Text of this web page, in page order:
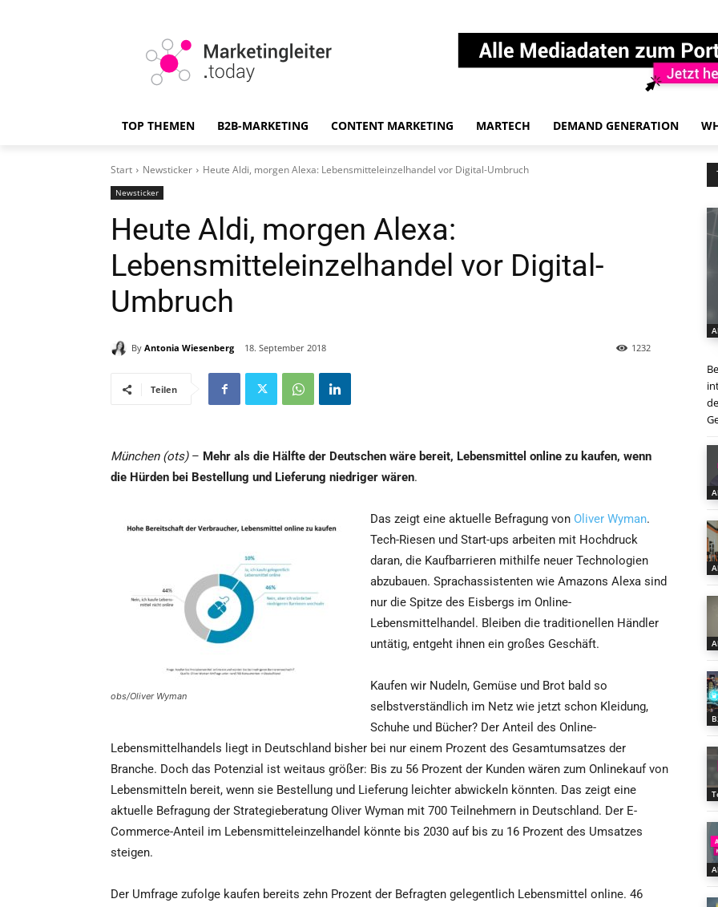
TOP THEMEN B2B-MARKETING CONTENT MARKETING MARTECH DEMAND GENERATION
Start Newsticker Heute Aldi, morgen Alexa: Lebensmitteleinzelhandel vor Digital-Umbruch
Newsticker
Heute Aldi, morgen Alexa:
Lebensmitteleinzelhandel vor Digital-
Umbruch
By Antonia Wiesenberg 18. September 2018 1232
Teilen
München (ots)– Mehr als die Hälfte der Deutschen wäre bereit, Lebensmittel online zu kaufen, wenn
die Hürden bei Bestellung und Lieferung niedriger wären.
obs/Oliver Wyman
Das zeigt eine aktuelle Befragung von Oliver Wyman.
Tech-Riesen und Start-ups arbeiten mit Hochdruck
daran, die Kaufbarrieren mithilfe neuer Technologien
abzubauen. Sprachassistenten wie Amazons Alexa sind
nur die Spitze des Eisbergs im Online-
Lebensmittelhandel. Bleiben die traditionellen Händler
untätig, entgeht ihnen ein großes Geschäft.
Kaufen wir Nudeln, Gemüse und Brot bald so
selbstverständlich im Netz wie jetzt schon Kleidung,
Schuhe und Bücher? Der Anteil des Online-
Lebensmittelhandels liegt in Deutschland bisher bei nur einem Prozent des Gesamtumsatzes der
Branche. Doch das Potenzial ist weitaus größer: Bis zu 56 Prozent der Kunden wären zum Onlinekauf von
Lebensmitteln bereit, wenn sie Bestellung und Lieferung leichter abwickeln könnten. Das zeigt eine
aktuelle Befragung der Strategieberatung Oliver Wyman mit 700 Teilnehmern in Deutschland. Der E-
Commerce-Anteil im Lebensmitteleinzelhandel könnte bis 2030 auf bis zu 16 Prozent des Umsatzes
steigen.
Der Umfrage zufolge kaufen bereits zehn Prozent der Befragten gelegentlich Lebensmittel online. 46